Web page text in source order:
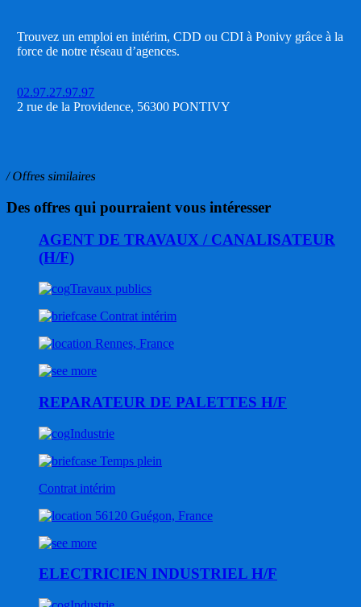
Trouvez un emploi en intérim, CDD ou CDI à Ponivy grâce à la
force de notre réseau d’agences.
02.97.27.97.97
2 rue de la Providence, 56300 PONTIVY
/ Offres similaires
Des offres qui pourraient vous intéresser
AGENT DE TRAVAUX / CANALISATEUR
(H/F)
Travaux publics
Contrat intérim
Rennes, France
REPARATEUR DE PALETTES H/F
Industrie
Temps plein
Contrat intérim
56120 Guégon, France
ELECTRICIEN INDUSTRIEL H/F